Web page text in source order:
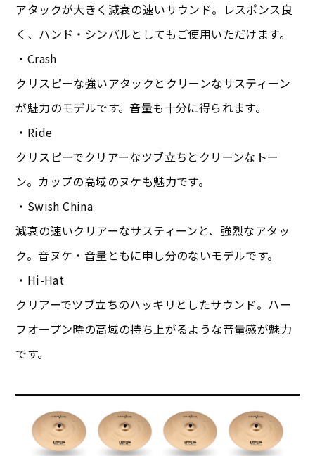
アタックが大きく減衰の速いサウンド。レスポンス良
く、ハンド・シンバルとしてもご使用いただけます。
・Crash
クリスピーな強いアタックとクリーンなサスティーン
が魅力のモデルです。音量も十分に得られます。
・Ride
クリスピーでクリアーなツブ立ちとクリーンなトー
ン。カップの高域のヌケも魅力です。
・Swish China
減衰の速いクリアーなサスティーンと、強烈なアタッ
ク。音ヌケ・音量ともに申し分のないモデルです。
・Hi-Hat
クリアーでツブ立ちのハッキリとしたサウンド。ハー
フオープン時の高域の持ち上がるような音量感が魅力
です。